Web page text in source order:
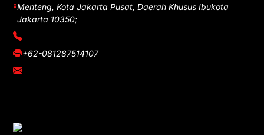
Menteng, Kota Jakarta Pusat, Daerah Khusus Ibukota
Jakarta 10350;
(021) 3908026
+62-081287514107
adm@iawnews.com